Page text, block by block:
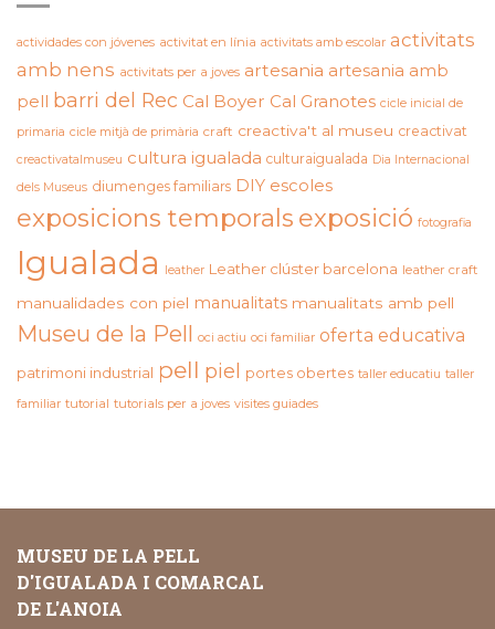
actividades con jóvenes activitat en línia activitats amb escolar activitats
amb nens activitats per a joves artesania artesania amb
pell barri del Rec Cal Boyer Cal Granotes cicle inicial de
primaria cicle mitjà de primària craft creactiva't al museu creactivat
creactivatalmuseu cultura igualada culturaigualada Dia Internacional
dels Museus diumenges familiars DIY escoles
exposicions temporals exposició fotografia
Igualada leather Leather clúster barcelona leather craft
manualidades con piel manualitats manualitats amb pell
Museu de la Pell oci actiu oci familiar oferta educativa
patrimoni industrial pell piel portes obertes taller educatiu taller
familiar tutorial tutorials per a joves visites guiades
MUSEU DE LA PELL
D'IGUALADA I COMARCAL
DE L'ANOIA